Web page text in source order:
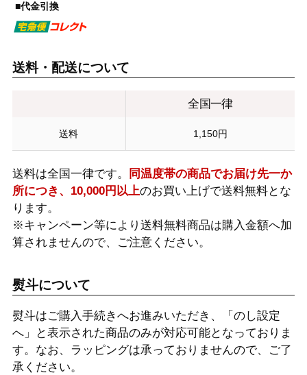
■代金引換
送料・配送について
全国一律
送料 1,150円
送料は全国一律です。
同温度帯の商品でお届け先一か
所につき、10,000円以上のお買い上げで送料無料とな
ります。
※キャンペーン等により送料無料商品は購入金額へ加
算されませんので、ご注意ください。
熨斗について
熨斗はご購入手続きへお進みいただき、「のし設定
へ」と表示された商品のみが対応可能となっておりま
す。なお、ラッピングは承っておりませんので、ご了
承ください。